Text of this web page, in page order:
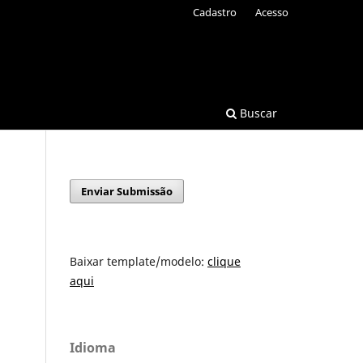
Buscar
Cadastro Acesso
Enviar Submissão
Baixar template/modelo: clique
aqui
Idioma